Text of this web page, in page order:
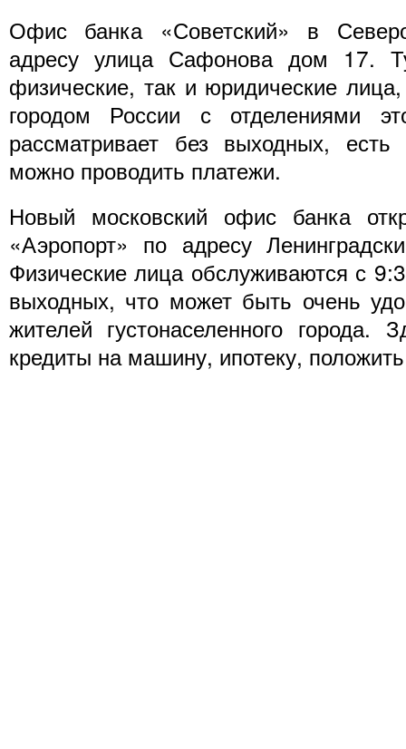
Офис банка «Советский» в
адресу улица Сафонова дом 17.
физические, так и юридические
городом России с отделениями
рассматривает без выходных,
можно проводить платежи.
Новый московский офис банка
«Аэропорт» по адресу
Физические лица обслуживаются с
выходных, что может быть очень
жителей густонаселенного
кредиты на машину, ипотеку,